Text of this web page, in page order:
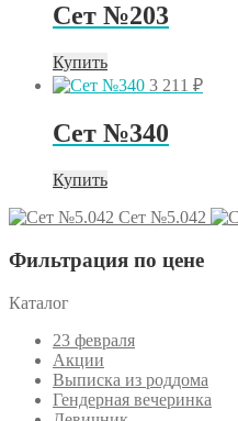
Сет №203
Купить
3 211 ₽
Сет №340
Купить
Сет №5.042
Фильтрация по цене
Каталог
23 февраля
Акции
Выписка из роддома
Гендерная вечеринка